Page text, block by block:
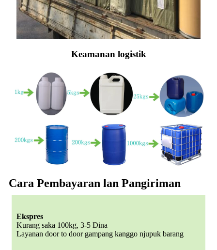
Keamanan logistik
Cara Pembayaran lan Pangiriman
Ekspres
Kurang saka 100kg, 3-5 Dina
Layanan door to door gampang kanggo njupuk barang